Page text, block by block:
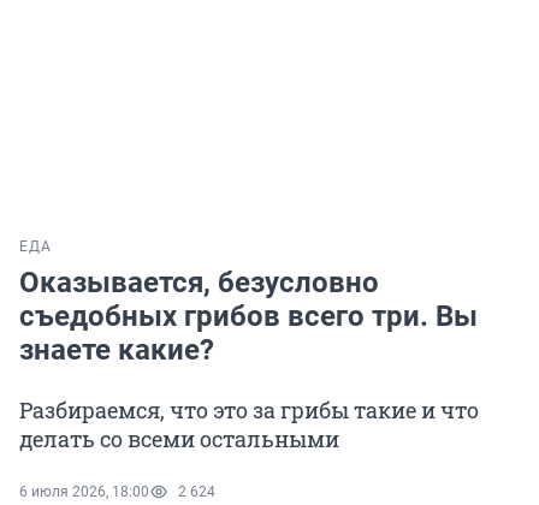
ЕДА
Оказывается, безусловно
съедобных грибов всего три. Вы
знаете какие?
Разбираемся, что это за грибы такие и что
делать со всеми остальными
6 июля 2026, 18:00 2 624